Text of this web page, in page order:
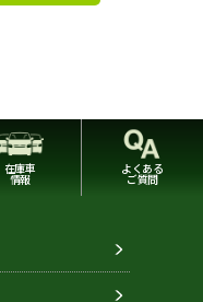
在庫車
情報
よくある
ご質問